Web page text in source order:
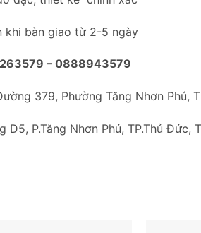
khi bàn giao từ 2-5 ngày
–0888943579
379, Phường Tăng Nhơn Phú,
P.Tăng Nhơn Phú, TP.Thủ